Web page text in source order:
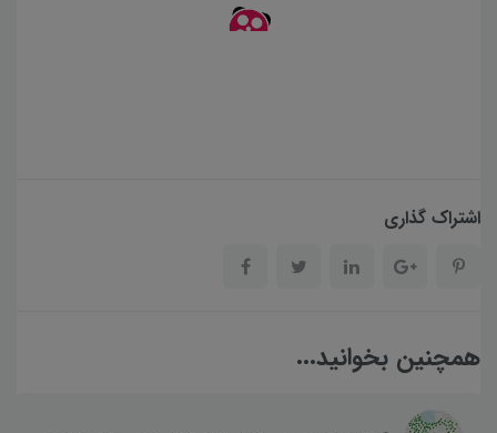
اشتراک گذاری
همچنین بخوانید...